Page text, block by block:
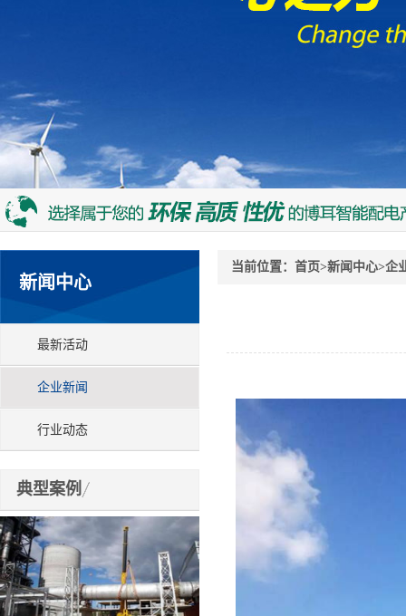
新闻中心
最新活动
企业新闻
行业动态
典型案例
当前位置： 首页>新闻中心>企